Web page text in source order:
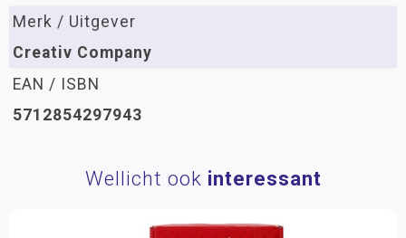
Merk / Uitgever
Creativ Company
EAN / ISBN
5712854297943
Wellicht ook interessant